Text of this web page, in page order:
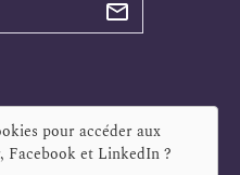
pour accéder aux
Facebook et LinkedIn?